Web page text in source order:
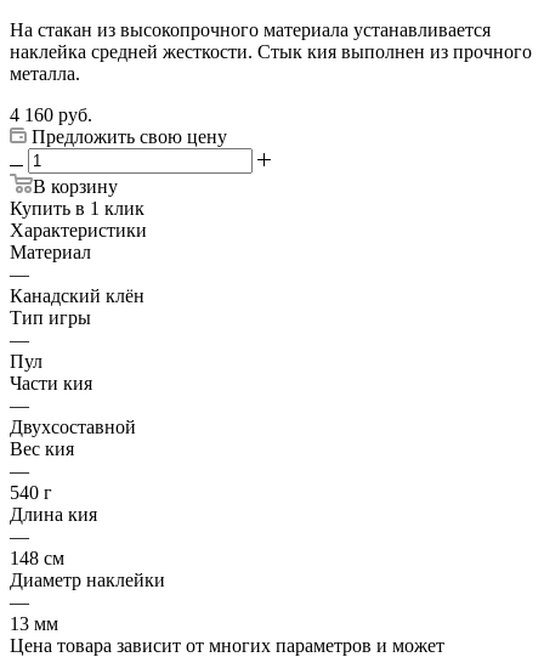
На стакан из высокопрочного материала устанавливается
наклейка средней жесткости. Стык кия выполнен из прочного
металла.
4 160 руб.
Предложить свою цену
В корзину
Купить в 1 клик
Характеристики
Материал
—
Канадский клён
Тип игры
—
Пул
Части кия
—
Двухсоставной
Вес кия
—
540 г
Длина кия
—
148 см
Диаметр наклейки
—
13 мм
Цена товара зависит от многих параметров и может